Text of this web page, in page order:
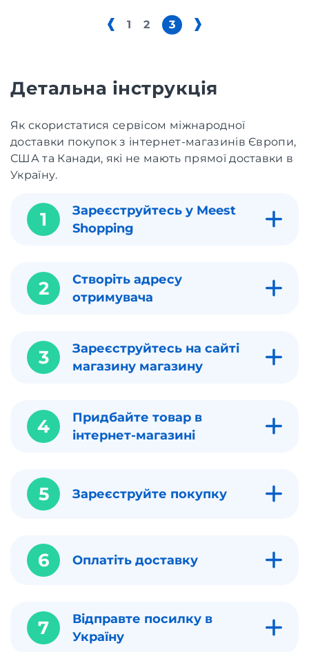
1 2 3
Детальна інструкція
Як скористатися сервісом міжнародної
доставки покупок з інтернет-магазинів Європи,
США та Канади, які не мають прямої доставки в
Україну.
1
Зареєструйтесь у Meest
Shopping
2
Створіть адресу
отримувача
3
Зареєструйтесь на сайті
магазину магазину
4
Придбайте товар в
інтернет-магазині
5 Зареєструйте покупку
6 Оплатіть доставку
7
Відправте посилку в
Україну